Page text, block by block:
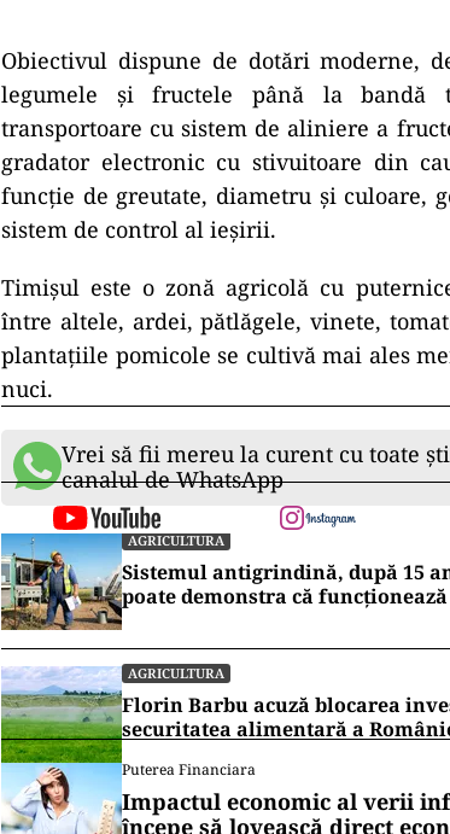
Obiectivul dispune de dotări moderne,
legumele şi fructele până la bandă
transportoare cu sistem de aliniere a
gradator electronic cu stivuitoare din
funcţie de greutate, diametru şi culoare,
sistem de control al ieşirii.
Timişul este o zonă agricolă cu
între altele, ardei, pătlăgele, vinete,
plantaţiile pomicole se cultivă mai ales
nuci.
Vrei să fii mereu la curent cu toate
canalul de WhatsApp
AGRICULTURA
Sistemul antigrindină, după 15
poate demonstra că funcționează
AGRICULTURA
Florin Barbu acuză blocarea
securitatea alimentară a
Puterea Financiara
Impactul economic al verii
începe să lovească direct